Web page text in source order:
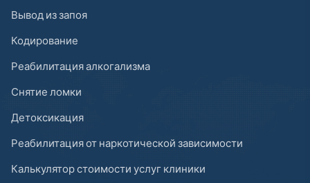
Вывод из запоя
Кодирование
Реабилитация алкогализма
Снятие ломки
Детоксикация
Реабилитация от наркотической зависимости
Калькулятор стоимости услуг клиники